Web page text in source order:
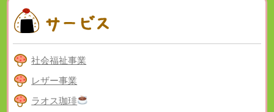
社会福祉事業
レザー事業
ラオス珈琲